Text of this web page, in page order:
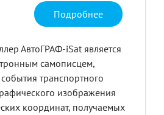
Подробнее
АвтоГРАФ-iSat является
самописцем,
транспортного
изображения
координат, получаемых